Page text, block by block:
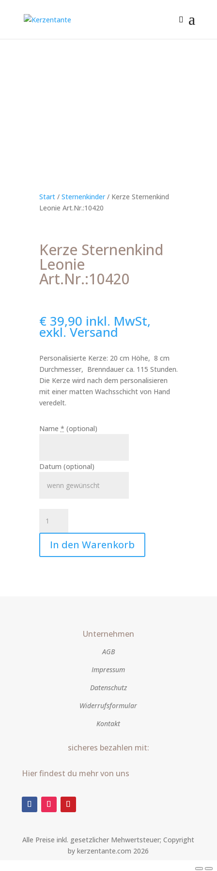
Start/ Sternenkinder/ Kerze Sternenkind
Leonie Art.Nr.:10420
Kerze Sternenkind
Leonie
Art.Nr.:10420
€39,90 inkl. MwSt,
exkl. Versand
Personalisierte Kerze: 20 cm Höhe, 8 cm
Durchmesser, Brenndauer ca. 115 Stunden.
Die Kerze wird nach dem personalisieren
mit einer matten Wachsschicht von Hand
veredelt.
Name * (optional)
Datum (optional)
Sternenkind
Leonie
Art.Nr.:10420
Menge
In den Warenkorb
Unternehmen
AGB
Impressum
Datenschutz
Widerrufsformular
Kontakt
sicheres bezahlen mit:
Hier findest du mehr von uns
Alle Preise inkl. gesetzlicher Mehwertsteuer; Copyright
by kerzentante.com 2026